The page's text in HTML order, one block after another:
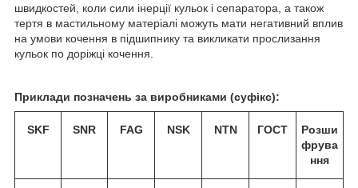
швидкостей, коли сили інерції кульок і сепаратора, а також
тертя в мастильному матеріалі можуть мати негативний вплив
на умови кочення в підшипнику та викликати прослизання
кульок по доріжці кочення.
Приклади позначень за виробниками (суфікс):
SKF SNR FAG NSK NTN ГОСТ
Розши
фрува
ння